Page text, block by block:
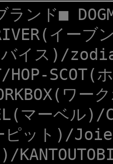
ランド■
イーブ
イス)/
ワ
マーベル
ット)/Joie(